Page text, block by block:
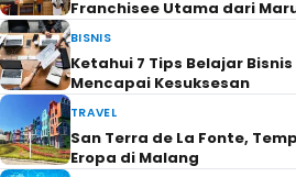
Franchisee Utama dari
BISNIS
Ketahui 7 Tips Belajar
Mencapai Kesuksesan
TRAVEL
San Terra de La Fonte,
Eropa di Malang